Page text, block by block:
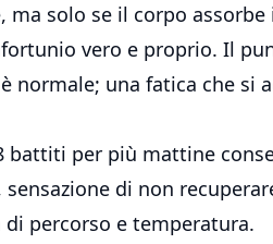
solo se il corpo
vero e proprio. Il
normale; una fatica che si
battiti per più mattine
di non
percorso e temperatura.